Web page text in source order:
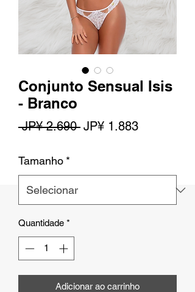
Conjunto Sensual Isis
- Branco
JP¥ 2.690 Preço
JP¥ 1.883Preço
Tamanho *
Quantidade *
Adicionar ao carrinho